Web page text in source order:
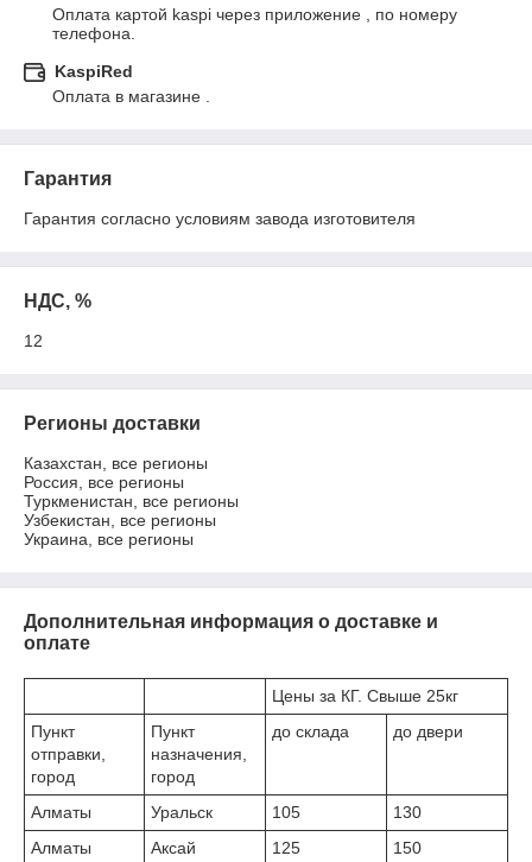
Оплата картой kaspi через приложение , по номеру
телефона.
KaspiRed
Оплата в магазине .
Гарантия
Гарантия согласно условиям завода изготовителя
НДС, %
12
Регионы доставки
Казахстан, все регионы
Россия, все регионы
Туркменистан, все регионы
Узбекистан, все регионы
Украина, все регионы
Дополнительная информация о доставке и
оплате
Цены за КГ. Свыше 25кг
Пункт
отправки,
город
Пункт
назначения,
город
до склада до двери
Алматы Уральск 105
130
Алматы
Аксай 125
150